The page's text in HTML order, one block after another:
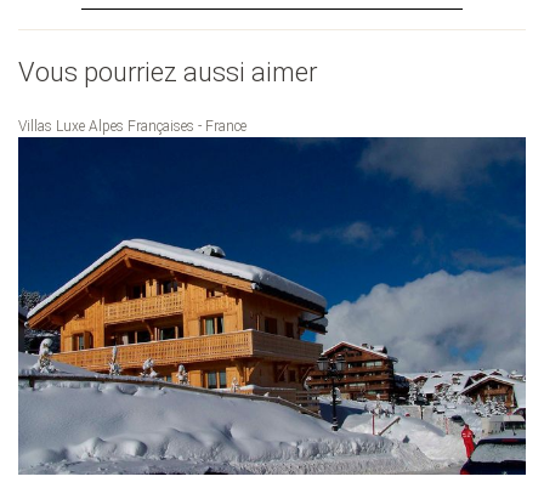
Vous pourriez aussi aimer
Villas Luxe Alpes Françaises - France